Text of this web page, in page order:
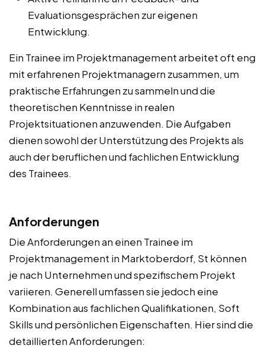
Evaluationsgesprächen zur eigenen
Entwicklung.
Ein Trainee im Projektmanagement arbeitet oft eng
mit erfahrenen Projektmanagern zusammen, um
praktische Erfahrungen zu sammeln und die
theoretischen Kenntnisse in realen
Projektsituationen anzuwenden. Die Aufgaben
dienen sowohl der Unterstützung des Projekts als
auch der beruflichen und fachlichen Entwicklung
des Trainees.
Anforderungen
Die Anforderungen an einen Trainee im
Projektmanagement in Marktoberdorf, St können
je nach Unternehmen und spezifischem Projekt
variieren. Generell umfassen sie jedoch eine
Kombination aus fachlichen Qualifikationen, Soft
Skills und persönlichen Eigenschaften. Hier sind die
detaillierten Anforderungen: